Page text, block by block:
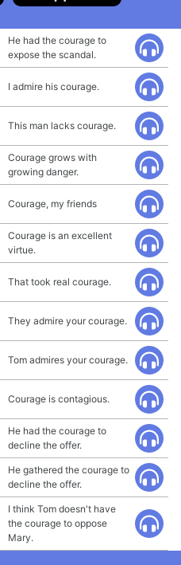
He had the courage to
expose the scandal.
I admire his courage.
This man lacks courage.
Courage grows with
growing danger.
Courage, my friends
Courage is an excellent
virtue.
That took real courage.
They admire your courage.
Tom admires your courage.
Courage is contagious.
He had the courage to
decline the offer.
He gathered the courage to
decline the offer.
I think Tom doesn't have
the courage to oppose
Mary.